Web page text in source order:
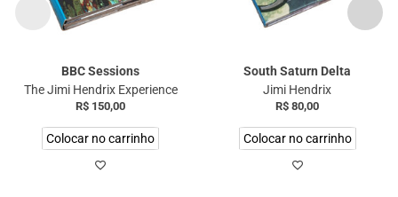
BBC Sessions
The Jimi Hendrix Experience
R$ 150,00
Colocar no carrinho
South Saturn Delta
Jimi Hendrix
R$ 80,00
Colocar no carrinho